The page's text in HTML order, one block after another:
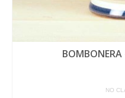
BOMBONERA
NO